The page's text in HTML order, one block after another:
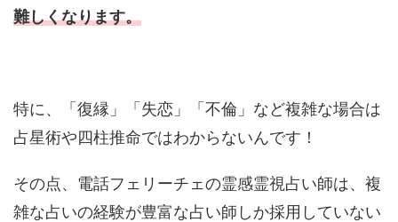
難しくなります。
特に、「復縁」「失恋」「不倫」など複雑な場合は
占星術や四柱推命ではわからないんです！
その点、電話フェリーチェの霊感霊視占い師は、複
雑な占いの経験が豊富な占い師しか採用していない